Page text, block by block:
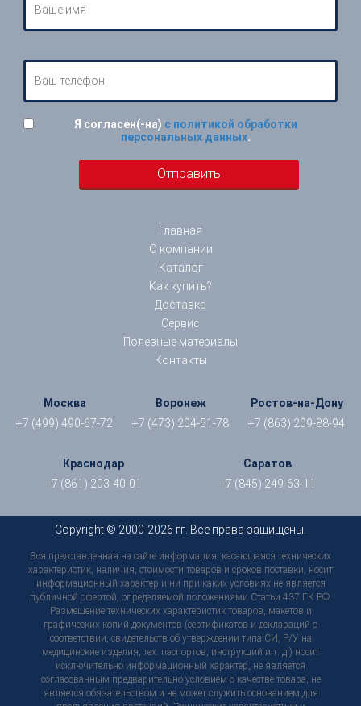
Я согласен(-на) с политикой обработки
персональных данных.
Главная
О компании
Каталог
Как купить?
Доставка
Сервис
Полезные материалы
Контакты
Москва
+7 (499) 490-67-72
Воронеж
+7 (473) 204-51-78
Ростов-на-Дону
+7 (863) 209-88-94
Краснодар
+7 (861) 203-40-01
Саратов
+7 (845) 249-63-11
Copyright © 2000-2026 гг. Все права защищены.
Вся представленная на сайте информация, касающаяся технических
характеристик, наличия, стоимости товаров и сроков поставки, носит
информационный характер и ни при каких условиях не является
публичной офертой, определяемой положениями Статьи 437 ГК РФ.
Размещение технических характеристик товаров, макетов и
графических копий документов (сертификатов и деклараций о
соответствии, свидетельств об утверждении типа СИ, Р/У на
медицинские изделия, тех. паспортов, инструкций и т. д.) носит
исключительно информационный характер, не является
согласованным предварительно условием о качестве товара, не
является обязательством и не может служить основанием для